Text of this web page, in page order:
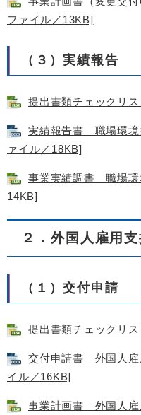
ファイル／13KB]
（３）実績報告
提出書類チェックリ
実績報告書 職場環境
ァイル／18KB]
事業実績調書 職場環
14KB]
２．外国人雇用支
（１）交付申請
提出書類チェックリ
交付申請書 外国人雇
イル／16KB]
事業計画書 外国人雇